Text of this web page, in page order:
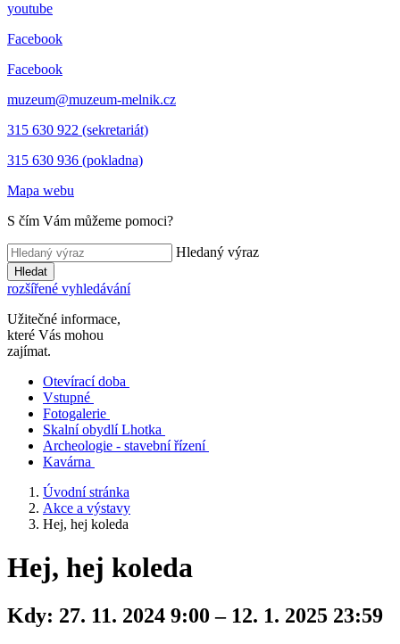
youtube
Facebook
Facebook
muzeum@muzeum-melnik.cz
315 630 922 (sekretariát)
315 630 936 (pokladna)
Mapa webu
S čím Vám můžeme pomoci?
Hledaný výraz
Hledat
rozšířené vyhledávání
Užitečné informace,
které Vás mohou
zajímat.
Otevírací doba
Vstupné
Fotogalerie
Skalní obydlí Lhotka
Archeologie - stavební řízení
Kavárna
Úvodní stránka
Akce a výstavy
Hej, hej koleda
Hej, hej koleda
Kdy: 27. 11. 2024 9:00 – 12. 1. 2025 23:59